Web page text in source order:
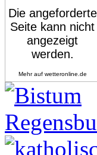
Mehr auf wetteronline.de